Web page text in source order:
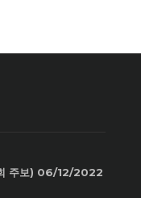
주보) 06/12/2022